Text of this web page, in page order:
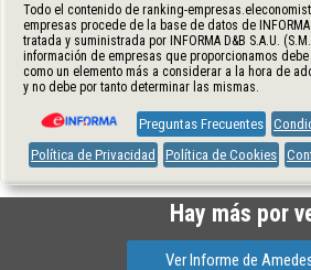
Todo el contenido de ranking-
empresas procede de la base de datos de INFORMA
tratada y suministrada por INFORMA D&B S.A.U.
información de empresas que proporcionamos
como un elemento más a considerar a la hora de
y no debe por tanto determinar las mismas.
Preguntas Frecuentes
Política de Privacidad
Política de Cookies
Hay más por
Ver Informe de